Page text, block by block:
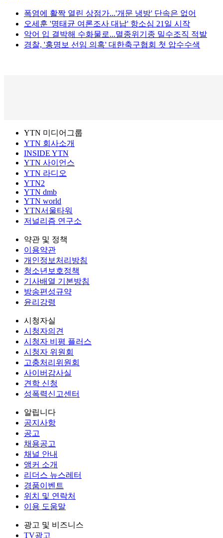
폭염에 활짝 열린 상점가...'개문 냉방' 단속은 없어
오세훈 '명태균 여론조사 대납' 항소심 21일 시작
악어 입 결박해 수화물로...멸종위기종 밀수조직 적발
경찰, '홍명보 선임 의혹' 대한축구협회 첫 압수수색
YTN 미디어그룹
YTN 회사소개
INSIDE YTN
YTN 사이언스
YTN 라디오
YTN2
YTN dmb
YTN world
YTN서울타워
저널리즘 연구소
약관 및 정책
이용약관
개인정보처리방침
청소년보호정책
기사배열 기본방침
방송편성규약
윤리강령
시청자실
시청자의견
시청자 비평 플러스
시청자 위원회
고충처리위원회
사이버감사실
견학 신청
성폭력신고센터
알립니다
공지사항
공고
채용공고
채널 안내
앵커 소개
리더스 뉴스레터
경품이벤트
위치 및 연락처
이용 도움말
광고 및 비즈니스
TV광고